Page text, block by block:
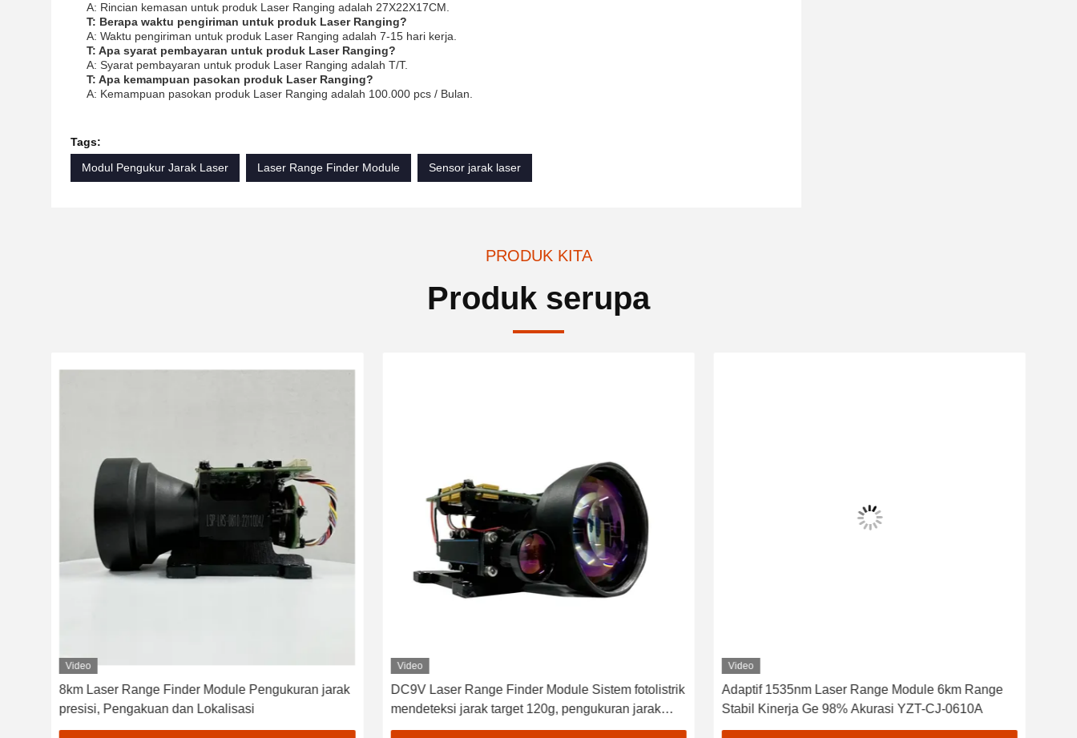
A: Rincian kemasan untuk produk Laser Ranging adalah 27X22X17CM.
T: Berapa waktu pengiriman untuk produk Laser Ranging?
A: Waktu pengiriman untuk produk Laser Ranging adalah 7-15 hari kerja.
T: Apa syarat pembayaran untuk produk Laser Ranging?
A: Syarat pembayaran untuk produk Laser Ranging adalah T/T.
T: Apa kemampuan pasokan produk Laser Ranging?
A: Kemampuan pasokan produk Laser Ranging adalah 100.000 pcs / Bulan.
Tags:
Modul Pengukur Jarak Laser
Laser Range Finder Module Sensor jarak laser
PRODUK KITA
Produk serupa
Video
8km Laser Range Finder Module Pengukuran jarak
presisi, Pengakuan dan Lokalisasi
Video
DC9V Laser Range Finder Module Sistem fotolistrik
mendeteksi jarak target 120g, pengukuran jarak
laser
Video
Adaptif 1535nm Laser Range Module 6km Range
Stabil Kinerja Ge 98% Akurasi YZT-CJ-0610A